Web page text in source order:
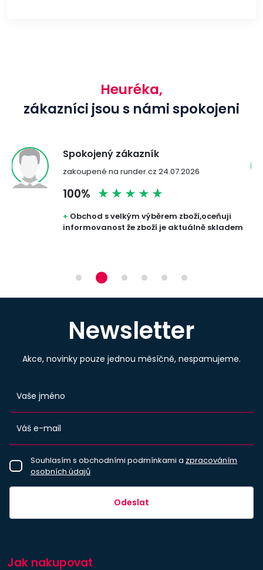
Heuréka,
zákazníci jsou s námi spokojeni
Spokojený zákazník
zakoupené na runder.cz 24.07.2026
100%
+ Obchod s velkým výběrem zboží,oceňuji
informovanost že zboží je aktuálně skladem
Newsletter
Akce, novinky pouze jednou měsíčně, nespamujeme.
Souhlasím s obchodními podmínkami a zpracováním
osobních údajů
Odeslat
Jak nakupovat